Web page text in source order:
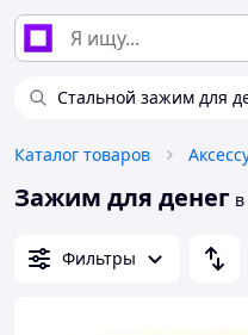
Стальной зажим для
Каталог товаров
Зажим для денег
Фильтры